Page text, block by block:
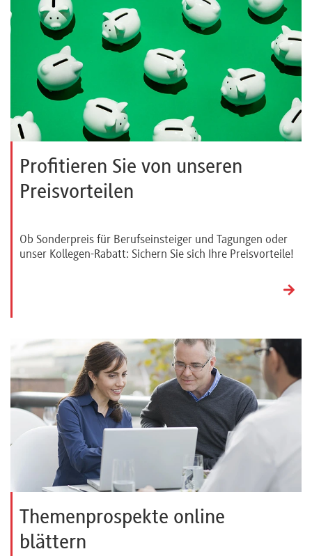
Profitieren Sie von unseren
Preisvorteilen
Ob Sonderpreis für Berufseinsteiger und Tagungen oder
unser Kollegen-Rabatt: Sichern Sie sich Ihre Preisvorteile!
Themenprospekte online
blättern